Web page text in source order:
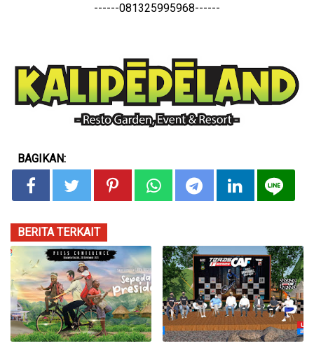
------081325995968------
BAGIKAN:
BERITA TERKAIT